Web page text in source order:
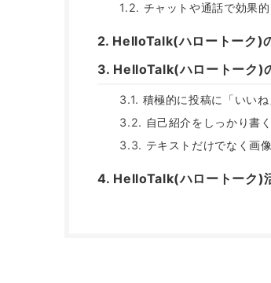
チャットや通話で効果
HelloTalk(ハロートーク)
HelloTalk(ハロートーク)
積極的に投稿に「いいね
自己紹介をしっかり書く
テキストだけでなく画
HelloTalk(ハロートーク)